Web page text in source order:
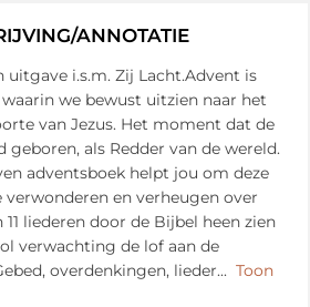
ANNOTATIE
uitgave i.s.m. Zij Lacht.Advent is
we bewust uitzien naar het
van Jezus. Het moment dat de
geboren, als Redder van de wereld.
adventsboek helpt jou om deze
en verheugen over
liederen door de Bijbel heen zien
verwachting de lof aan de
overdenkingen, lieder... Toon